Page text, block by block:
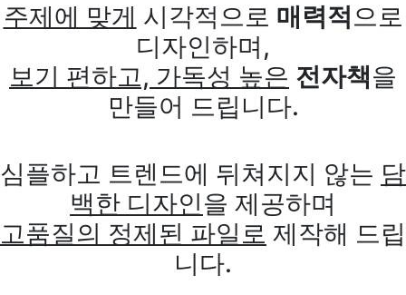
주제에 맞게 시각적으로 매력적으로
디자인하며,
보기 편하고, 가독성 높은 전자책을
만들어 드립니다.
심플하고 트렌드에 뒤쳐지지 않는 담
백한 디자인을 제공하며
고품질의 정제된 파일로 제작해 드립
니다.